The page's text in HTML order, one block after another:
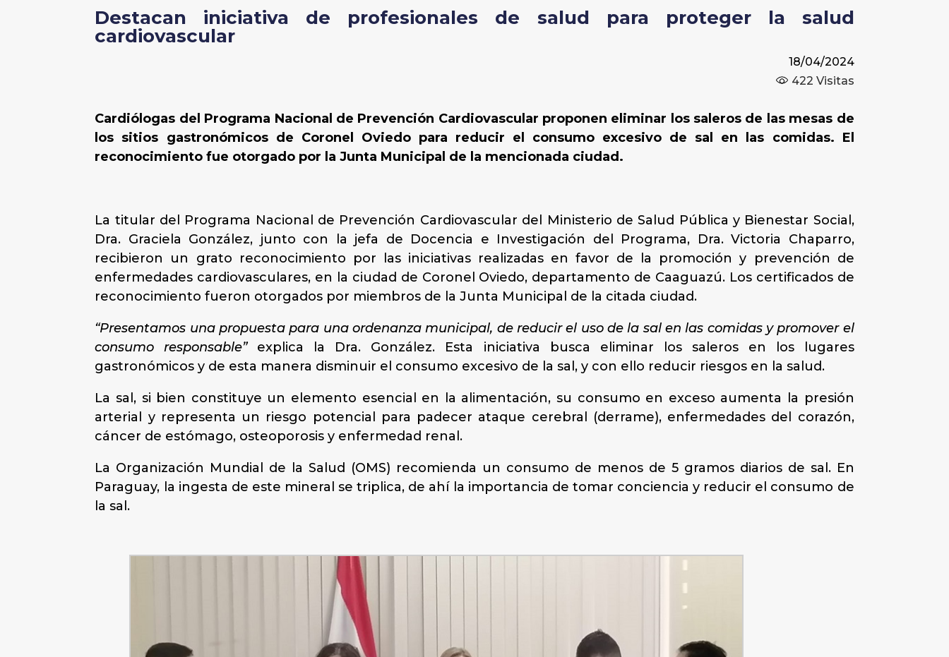
Destacan iniciativa de profesionales de salud para proteger la salud
cardiovascular
18/04/2024
422 Visitas
Cardiólogas del Programa Nacional de Prevención Cardiovascular proponen eliminar los saleros de las mesas de
los sitios gastronómicos de Coronel Oviedo para reducir el consumo excesivo de sal en las comidas. El
reconocimiento fue otorgado por la Junta Municipal de la mencionada ciudad.
La titular del Programa Nacional de Prevención Cardiovascular del Ministerio de Salud Pública y Bienestar Social,
Dra. Graciela González, junto con la jefa de Docencia e Investigación del Programa, Dra. Victoria Chaparro,
recibieron un grato reconocimiento por las iniciativas realizadas en favor de la promoción y prevención de
enfermedades cardiovasculares, en la ciudad de Coronel Oviedo, departamento de Caaguazú. Los certificados de
reconocimiento fueron otorgados por miembros de la Junta Municipal de la citada ciudad.
“Presentamos una propuesta para una ordenanza municipal, de reducir el uso de la sal en las comidas y promover el
consumo responsable”explica la Dra. González. Esta iniciativa busca eliminar los saleros en los lugares
gastronómicos y de esta manera disminuir el consumo excesivo de la sal, y con ello reducir riesgos en la salud.
La sal, si bien constituye un elemento esencial en la alimentación, su consumo en exceso aumenta la presión
arterial y representa un riesgo potencial para padecer ataque cerebral (derrame), enfermedades del corazón,
cáncer de estómago, osteoporosis y enfermedad renal.
La Organización Mundial de la Salud (OMS) recomienda un consumo de menos de 5 gramos diarios de sal. En
Paraguay, la ingesta de este mineral se triplica, de ahí la importancia de tomar conciencia y reducir el consumo de
la sal.